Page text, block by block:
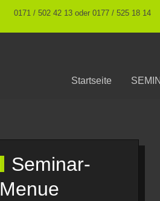
0171 / 502 42 13 oder 0177 / 525 18 14
Startseite
Seminar-
Menue